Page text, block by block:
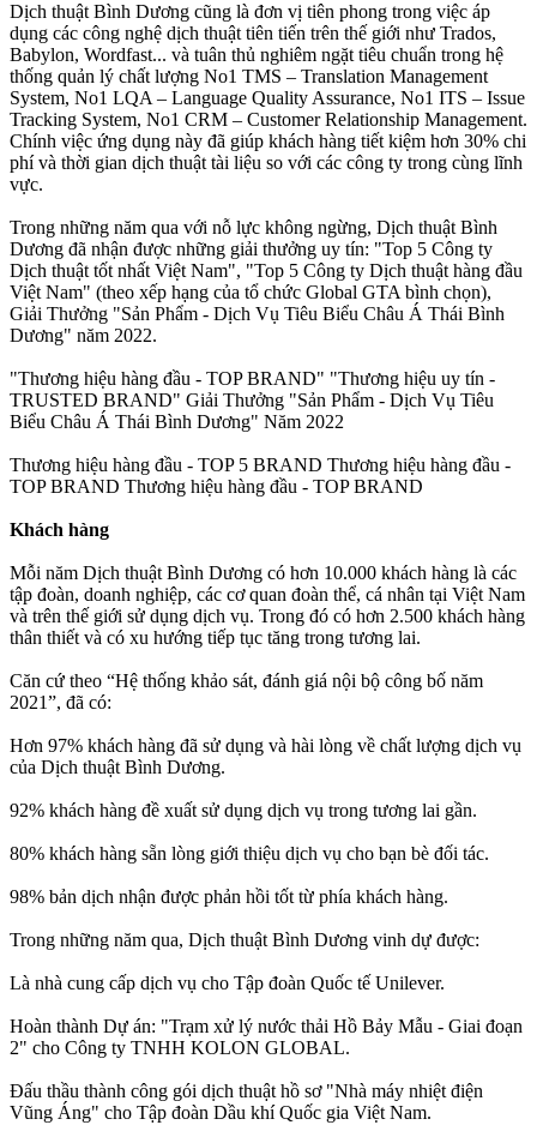
Dịch thuật Bình Dương cũng là đơn vị tiên phong trong việc áp
dụng các công nghệ dịch thuật tiên tiến trên thế giới như Trados,
Babylon, Wordfast... và tuân thủ nghiêm ngặt tiêu chuẩn trong hệ
thống quản lý chất lượng No1 TMS – Translation Management
System, No1 LQA – Language Quality Assurance, No1 ITS – Issue
Tracking System, No1 CRM – Customer Relationship Management.
Chính việc ứng dụng này đã giúp khách hàng tiết kiệm hơn 30% chi
phí và thời gian dịch thuật tài liệu so với các công ty trong cùng lĩnh
vực.
Trong những năm qua với nỗ lực không ngừng, Dịch thuật Bình
Dương đã nhận được những giải thưởng uy tín: "Top 5 Công ty
Dịch thuật tốt nhất Việt Nam", "Top 5 Công ty Dịch thuật hàng đầu
Việt Nam" (theo xếp hạng của tổ chức Global GTA bình chọn),
Giải Thưởng "Sản Phẩm - Dịch Vụ Tiêu Biểu Châu Á Thái Bình
Dương" năm 2022.
"Thương hiệu hàng đầu - TOP BRAND" "Thương hiệu uy tín -
TRUSTED BRAND" Giải Thưởng "Sản Phẩm - Dịch Vụ Tiêu
Biểu Châu Á Thái Bình Dương" Năm 2022
Thương hiệu hàng đầu - TOP 5 BRAND Thương hiệu hàng đầu -
TOP BRAND Thương hiệu hàng đầu - TOP BRAND
Khách hàng
Mỗi năm Dịch thuật Bình Dương có hơn 10.000 khách hàng là các
tập đoàn, doanh nghiệp, các cơ quan đoàn thể, cá nhân tại Việt Nam
và trên thế giới sử dụng dịch vụ. Trong đó có hơn 2.500 khách hàng
thân thiết và có xu hướng tiếp tục tăng trong tương lai.
Căn cứ theo “Hệ thống khảo sát, đánh giá nội bộ công bố năm
2021”, đã có:
Hơn 97% khách hàng đã sử dụng và hài lòng về chất lượng dịch vụ
của Dịch thuật Bình Dương.
92% khách hàng đề xuất sử dụng dịch vụ trong tương lai gần.
80% khách hàng sẵn lòng giới thiệu dịch vụ cho bạn bè đối tác.
98% bản dịch nhận được phản hồi tốt từ phía khách hàng.
Trong những năm qua, Dịch thuật Bình Dương vinh dự được:
Là nhà cung cấp dịch vụ cho Tập đoàn Quốc tế Unilever.
Hoàn thành Dự án: "Trạm xử lý nước thải Hồ Bảy Mẫu - Giai đoạn
2" cho Công ty TNHH KOLON GLOBAL.
Đấu thầu thành công gói dịch thuật hồ sơ "Nhà máy nhiệt điện
Vũng Áng" cho Tập đoàn Dầu khí Quốc gia Việt Nam.